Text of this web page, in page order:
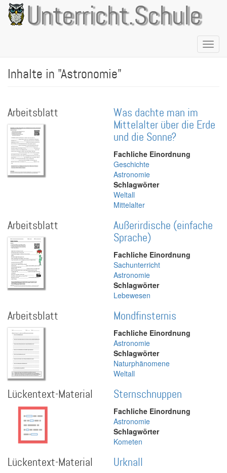
Direkt
zum
Inhalt
Unterricht.Schule
Inhalte in "Astronomie"
Arbeitsblatt
Was dachte man im
Mittelalter über die Erde
und die Sonne?
Fachliche Einordnung
Geschichte
Astronomie
Schlagwörter
Weltall
Mittelalter
Arbeitsblatt
Außerirdische (einfache
Sprache)
Fachliche Einordnung
Sachunterricht
Astronomie
Schlagwörter
Lebewesen
Arbeitsblatt Mondfinsternis
Fachliche Einordnung
Astronomie
Schlagwörter
Naturphänomene
Weltall
Lückentext-Material Sternschnuppen
Fachliche Einordnung
Astronomie
Schlagwörter
Kometen
Lückentext-Material Urknall